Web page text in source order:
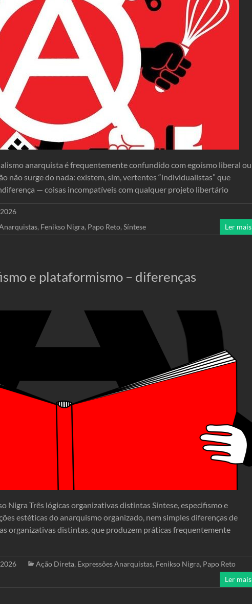
anarquista é frequentemente confundido com egoísmo liberal ou
não surge do nada: existem, sim, vertentes “individualistas” que
— coisas incompatíveis com qualquer projeto libertário
, Fenikso Nigra, Papo Reto, Síntese Ler mais
e plataformismo – diferenças
Nigra Três lógicas organizativas distintas Síntese, especifismo e
estéticas do anarquismo organizado, nem simples diferenças de
organizativas distintas, que produzem práticas frequentemente
Ação Direta, Expressões Anarquistas, Fenikso Nigra, Papo Reto
Ler mais